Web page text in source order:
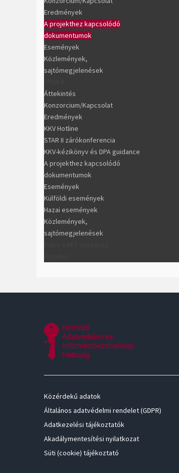
Eredmények
A projekthez kapcsolódó
dokumentumok
Események
Közlemények,
sajtómegjelenések
Áttekintés
Konzorcium/Kapcsolat
Eredmények
KKV Hotline
STAR II zárókonferencia
KKV-kézikönyv és DPA guidance
A projekthez kapcsolódó
dokumentumok
Események
Külföldi események
Hazai események
Közlemények,
sajtómegjelenések
Közérdekű adatok
Általános adatvédelmi rendelet (GDPR)
Adatkezelési tájékoztatók
Akadálymentesítési nyilatkozat
Süti (cookie) tájékoztató